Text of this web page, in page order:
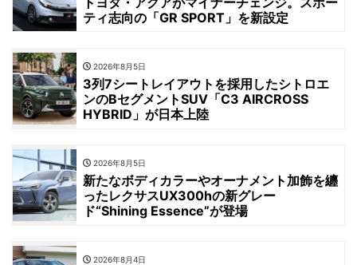
ティ志向の「GR SPORT」を新設定
2026年8月5日
3列7シートレイアウトを採用したシトロエ
ンのBセグメントSUV「C3 AIRCROSS
HYBRID」が日本上陸
2026年8月5日
新たなボディカラーやオーナメント加飾を纏
ったレクサスUX300hの新グレー
ド“Shining Essence”が登場
2026年8月4日